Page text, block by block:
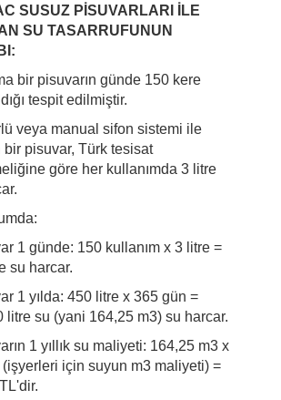
SUSUZ PİSUVARLARI İLE
SU TASARRUFUNUN
bir pisuvarın günde 150 kere
tespit edilmiştir.
veya manual sifon sistemi ile
bir pisuvar, Türk tesisat
göre her kullanımda 3 litre
1 günde: 150 kullanım x 3 litre =
su harcar.
1 yılda: 450 litre x 365 gün =
litre su (yani 164,25 m3) su harcar.
1 yıllık su maliyeti: 164,25 m3 x
(işyerleri için suyun m3 maliyeti) =